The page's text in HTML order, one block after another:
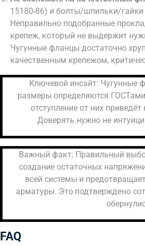
15180-86) и болты/шпильки/
Неправильно подобранные
крепеж, который не выдержит
Чугунные фланцы достаточно
качественным крепежом,
Ключевой инсайт: Чугунные
размеры определяются
отступление от них
Доверять нужно не
Важный факт: Правильный
создание остаточных
всей системы и
арматуры. Это подтверждено
FAQ